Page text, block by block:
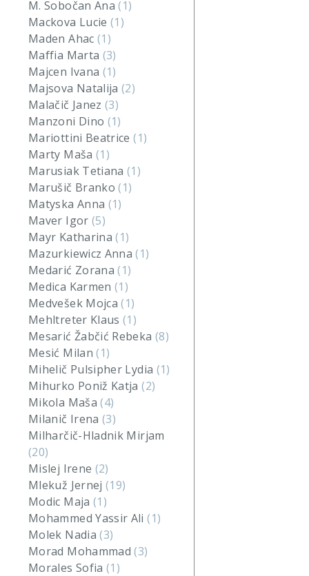
M. Sobočan Ana(1)
Mackova Lucie(1)
Maden Ahac (1)
Maffia Marta (3)
Majcen Ivana (1)
Majsova Natalija(2)
Malačič Janez(3)
Manzoni Dino (1)
Mariottini Beatrice(1)
Marty Maša (1)
Marusiak Tetiana(1)
Marušič Branko(1)
Matyska Anna (1)
Maver Igor (5)
Mayr Katharina(1)
Mazurkiewicz Anna(1)
Medarić Zorana(1)
Medica Karmen(1)
Medvešek Mojca(1)
Mehltreter Klaus(1)
Mesarić Žabčić Rebeka (8)
Mesić Milan(1)
Mihelič Pulsipher Lydia (1)
Mihurko Poniž Katja(2)
Mikola Maša(4)
Milanič Irena(3)
Milharčič-Hladnik Mirjam
(20)
Mislej Irene (2)
Mlekuž Jernej(19)
Modic Maja (1)
Mohammed Yassir Ali(1)
Molek Nadia(3)
Morad Mohammad(3)
Morales Sofia(1)